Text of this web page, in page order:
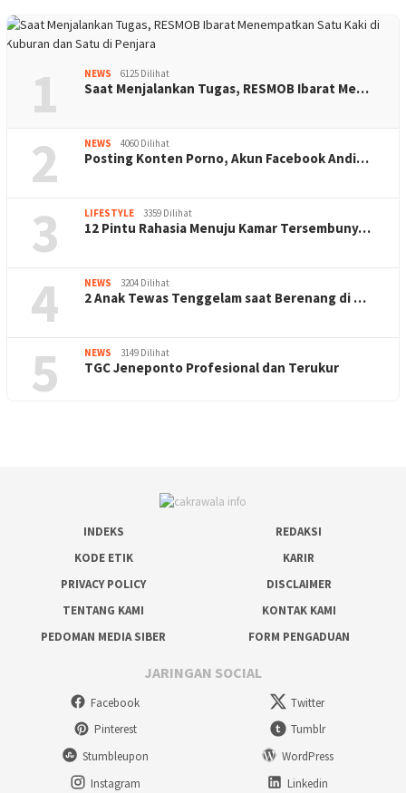
1 NEWS 6125 Dilihat
Saat Menjalankan Tugas, RESMOB Ibarat Me…
2 NEWS 4060 Dilihat
Posting Konten Porno, Akun Facebook Andi…
3 LIFESTYLE 3359 Dilihat
12 Pintu Rahasia Menuju Kamar Tersembuny…
4 NEWS 3204 Dilihat
2 Anak Tewas Tenggelam saat Berenang di …
5 NEWS 3149 Dilihat
TGC Jeneponto Profesional dan Terukur
INDEKS
REDAKSI
KODE ETIK
KARIR
PRIVACY POLICY
DISCLAIMER
TENTANG KAMI
KONTAK KAMI
PEDOMAN MEDIA SIBER
FORM PENGADUAN
JARINGAN SOCIAL
Facebook
Twitter
Pinterest
Tumblr
Stumbleupon
WordPress
Instagram
Linkedin